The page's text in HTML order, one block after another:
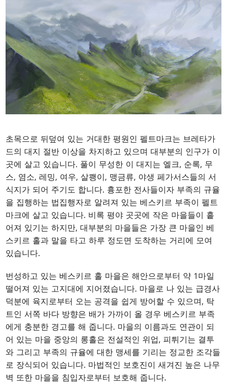
초목으로 뒤덮여 있는 거대한 평원인 펠트마크는 브레타가
드의 대지 절반 이상을 차지하고 있으며 대부분의 인구가 이
곳에 살고 있습니다. 풀이 무성한 이 대지는 엘크, 순록, 무
스, 염소, 레밍, 여우, 살쾡이, 맹금류, 야생 페가서스들의 서
식지가 되어 주기도 합니다. 흉포한 전사들이자 부족의 규율
을 집행하는 법집행자로 알려져 있는 베스키르 부족이 펠트
마크에 살고 있습니다. 비록 평야 곳곳에 작은 마을들이 흩
어져 있기는 하지만, 대부분의 마을들은 가장 큰 마을인 베
스키르 홀과 말을 타고 하루 정도면 도착하는 거리에 모여
있습니다.
번성하고 있는 베스키르 홀 마을은 해안으로부터 약 1마일
떨어져 있는 고지대에 지어졌습니다. 마을로 나 있는 급경사
덕분에 육지로부터 오는 공격을 쉽게 방어할 수 있으며, 탁
트인 서쪽 바다 방향은 배가 가까이 올 경우 베스키르 부족
에게 충분한 경고를 해 줍니다. 마을의 이름과도 연관이 되
어 있는 마을 중앙의 롱홀은 전설적인 위업, 피튀기는 결투
와 그리고 부족의 규율에 대한 맹세를 기리는 정교한 조각들
로 장식되어 있습니다. 마법적인 보호진이 새겨진 높은 나무
벽 또한 마을을 침입자로부터 보호해 줍니다.